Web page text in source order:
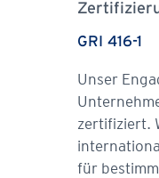
GRI 416-1
Unser
zertifiziert.
für